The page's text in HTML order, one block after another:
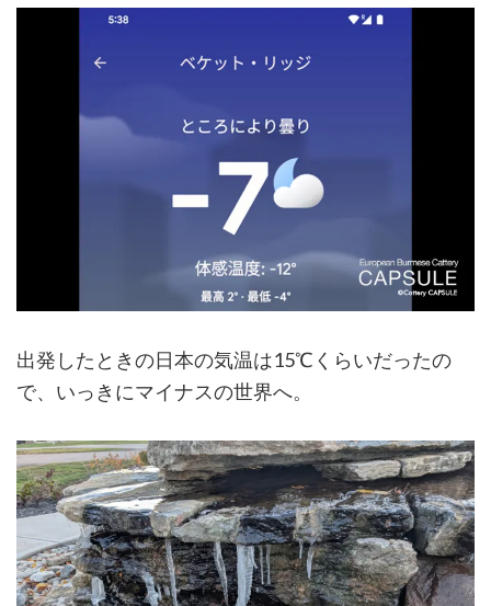
出発したときの日本の気温は15℃くらいだったの
で、いっきにマイナスの世界へ。